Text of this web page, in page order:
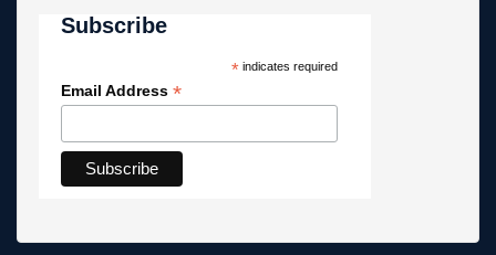
Subscribe
*indicates required
Email Address *